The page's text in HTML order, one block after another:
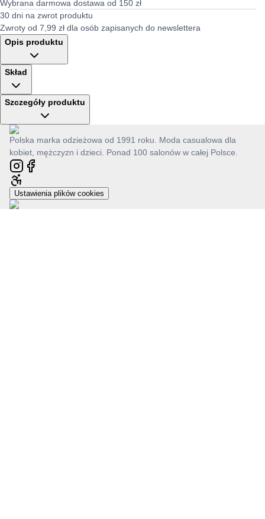
Wybrana darmowa dostawa od 150 zł
30 dni na zwrot produktu
Zwroty od 7,99 zł dla osób zapisanych do newslettera
Opis produktu
Skład
Szczegóły produktu
Polska marka odzieżowa od 1991 roku. Moda casualowa dla
kobiet, mężczyzn i dzieci. Ponad 100 salonów w całej Polsce.
Ustawienia plików cookies